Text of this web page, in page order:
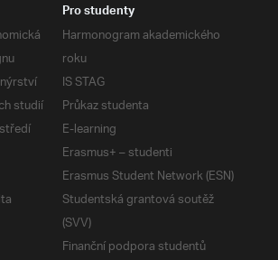
studií
Pro studenty
Harmonogram akademického
roku
IS STAG
Průkaz studenta
E-learning
Erasmus+ – studenti
Erasmus Student Network (ESN)
Studentská grantová soutěž
(SVV)
Finanční podpora studentů